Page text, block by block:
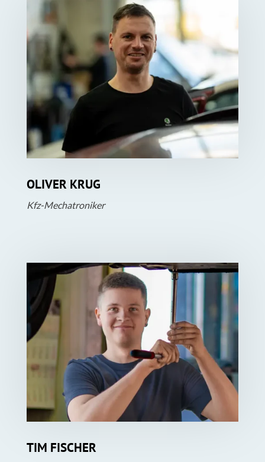
OLIVER KRUG
Kfz-Mechatroniker
TIM FISCHER